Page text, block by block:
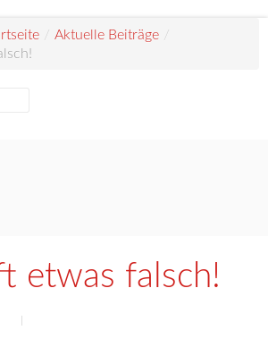
/ Aktuelle Beiträge /
etwas falsch!